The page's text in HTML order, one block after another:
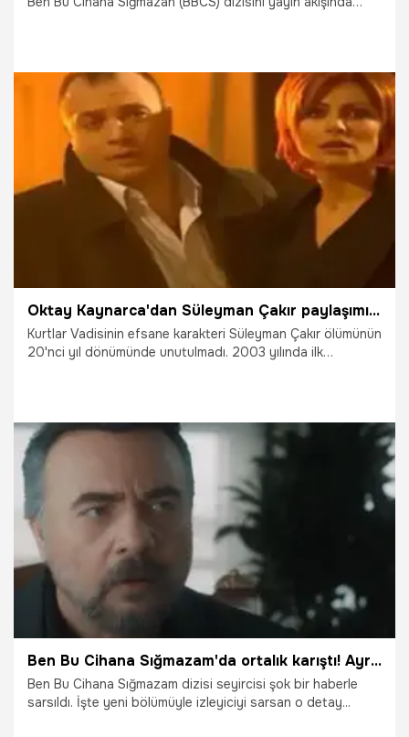
Akbaba’nın olduğu Ben Bu Cihana Sığmazam 65. bölümün
bu akşam yayınlanmıyor. Peki, Ben Bu Cihana Sığmazam
yeni bölüm ne zaman, 7 Mayıs Ben Bu Cihana Sığmazam
neden yok? İşte 7 Mayıs 2024 Salı Atv yayın akışı!
7.05.2024 Magazin
Oktay Kaynarca'dan Süleyman Çakır paylaşımı! '20. yılında unutulmadı'
Kurtlar Vadisinin efsane karakteri Süleyman Çakır ölümünün
20'nci yıl dönümünde unutulmadı. 2003 yılında ilk
8.04.2024 Magazin
Ben Bu Cihana Sığmazam'da ortalık karıştı! Ayrılık haberi tahmin edilenden çok farklı oldu!
Ben Bu Cihana Sığmazam dizisi seyircisi şok bir haberle
sarsıldı. İşte yeni bölümüyle izleyiciyi sarsan o detay...